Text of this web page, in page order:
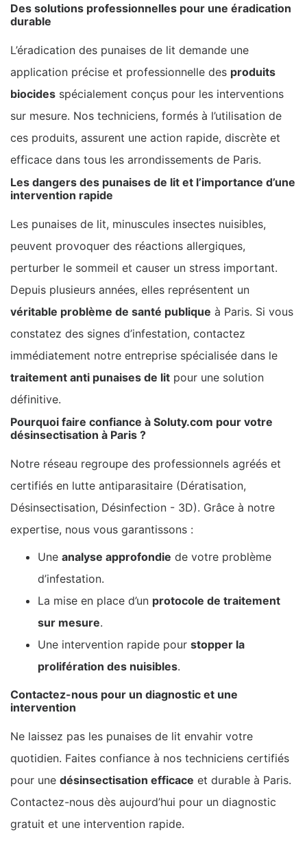
Des solutions professionnelles pour une éradication
durable
L’éradication des punaises de lit demande une
application précise et professionnelle des produits
biocides spécialement conçus pour les interventions
sur mesure. Nos techniciens, formés à l’utilisation de
ces produits, assurent une action rapide, discrète et
efficace dans tous les arrondissements de Paris.
Les dangers des punaises de lit et l’importance d’une
intervention rapide
Les punaises de lit, minuscules insectes nuisibles,
peuvent provoquer des réactions allergiques,
perturber le sommeil et causer un stress important.
Depuis plusieurs années, elles représentent un
véritable problème de santé publique à Paris. Si vous
constatez des signes d’infestation, contactez
immédiatement notre entreprise spécialisée dans le
traitement anti punaises de lit pour une solution
définitive.
Pourquoi faire confiance à Soluty.com pour votre
désinsectisation à Paris ?
Notre réseau regroupe des professionnels agréés et
certifiés en lutte antiparasitaire (Dératisation,
Désinsectisation, Désinfection - 3D). Grâce à notre
expertise, nous vous garantissons :
Une analyse approfondie de votre problème
d’infestation.
La mise en place d’un protocole de traitement
sur mesure.
Une intervention rapide pour stopper la
prolifération des nuisibles.
Contactez-nous pour un diagnostic et une
intervention
Ne laissez pas les punaises de lit envahir votre
quotidien. Faites confiance à nos techniciens certifiés
pour une désinsectisation efficace et durable à Paris.
Contactez-nous dès aujourd’hui pour un diagnostic
gratuit et une intervention rapide.